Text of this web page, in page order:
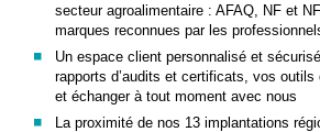
secteur agroalimentaire : AFAQ, NF et
marques reconnues par les
Un espace client personnalisé et
rapports d’audits et certificats, vos
et échanger à tout moment avec nous
La proximité de nos 13 implantations